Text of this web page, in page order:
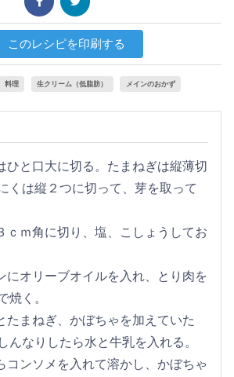
このレシピを印刷する
料理 生クリーム（低脂肪） メインのおかず
ひと口大に切る。たまねぎは縦薄切
くは縦２つに切って、芽を取って
ｃｍ角に切り、塩、こしょうしてお
にオリーブオイルを入れ、とり肉を
焼く。
たまねぎ、かぼちゃを加えていた
んなりしたら水と牛乳を入れる。
コンソメを入れて溶かし、かぼちゃ